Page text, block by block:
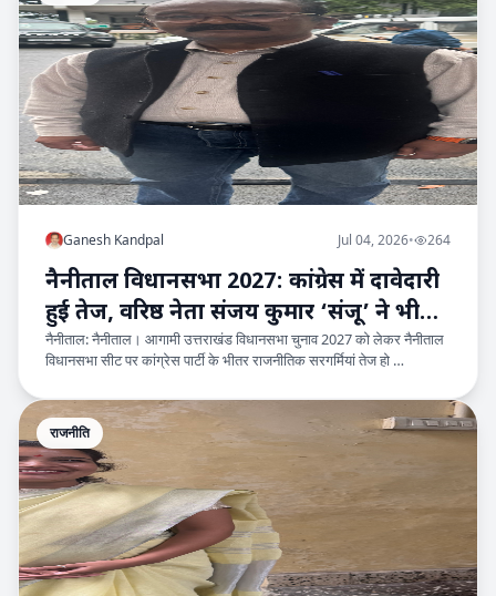
Ganesh Kandpal Jul 04, 2026• 264
नैनीताल विधानसभा 2027: कांग्रेस में दावेदारी
हुई तेज, वरिष्ठ नेता संजय कुमार ‘संजू’ ने भी
ठोकी ताल
नैनीताल: नैनीताल। आगामी उत्तराखंड विधानसभा चुनाव 2027 को लेकर नैनीताल
विधानसभा सीट पर कांग्रेस पार्टी के भीतर राजनीतिक सरगर्मियां तेज हो …
राजनीति